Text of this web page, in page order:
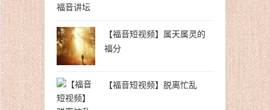
【福音短视频】属天属灵的
福分
【福音短视频】脱离忙乱